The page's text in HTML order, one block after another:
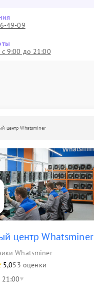
49-09
9:00 до 21:00
центр Whatsminer
центр Whatsminer
Whatsminer
5,053 оценки